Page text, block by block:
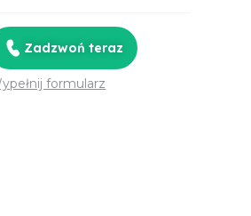
Zadzwoń teraz
formularz